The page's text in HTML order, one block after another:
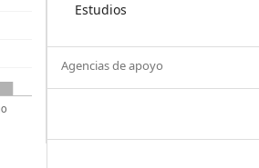
Estudios
Agencias de apoyo